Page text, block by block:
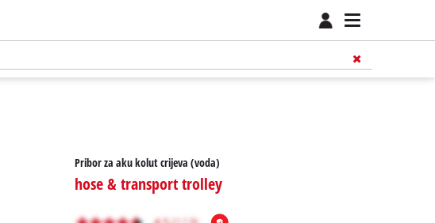
Pribor za aku kolut crijeva (voda)
hose & transport trolley